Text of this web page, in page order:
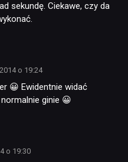
sekundę. Ciekawe, czy da
o 19:24
😀 Ewidentnie widać
ginie 😀
o 19:30